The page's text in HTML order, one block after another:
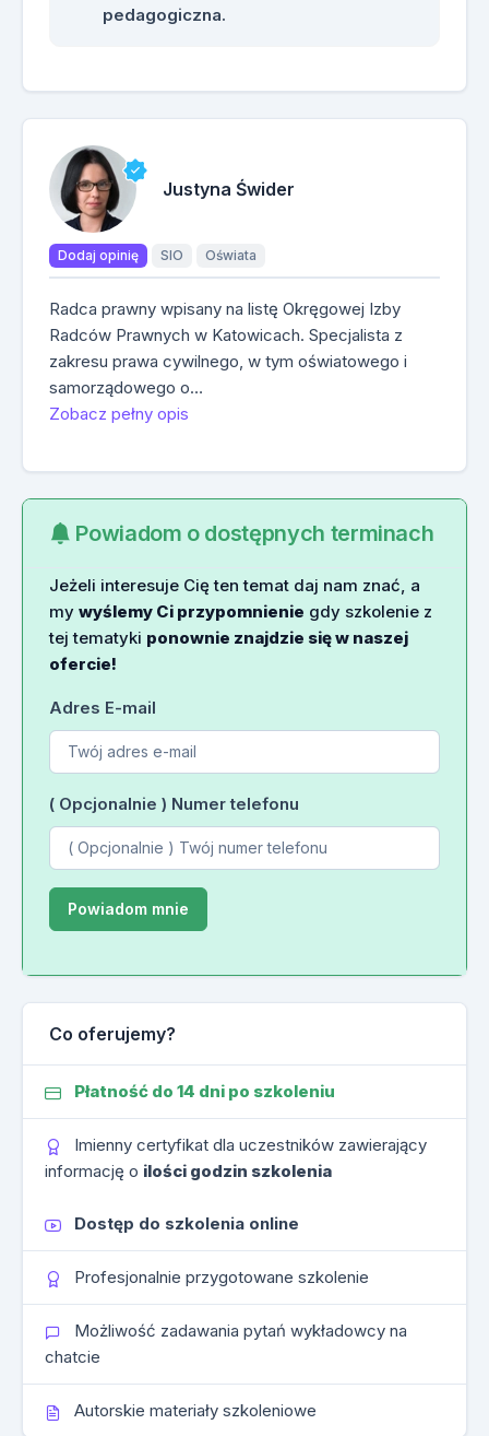
pedagogiczna.
Justyna Świder
Dodaj opinię SIO Oświata
Radca prawny wpisany na listę Okręgowej Izby
Radców Prawnych w Katowicach. Specjalista z
zakresu prawa cywilnego, w tym oświatowego i
samorządowego o…
Zobacz pełny opis
Powiadom o dostępnych terminach
Jeżeli interesuje Cię ten temat daj nam znać, a
my wyślemy Ci przypomnienie gdy szkolenie z
tej tematyki ponownie znajdzie się w naszej
ofercie!
Adres E-mail
( Opcjonalnie ) Numer telefonu
Co oferujemy?
Płatność do 14 dni po szkoleniu
Imienny certyfikat dla uczestników zawierający
informację o ilości godzin szkolenia
Dostęp do szkolenia online
Profesjonalnie przygotowane szkolenie
Możliwość zadawania pytań wykładowcy na
chatcie
Autorskie materiały szkoleniowe